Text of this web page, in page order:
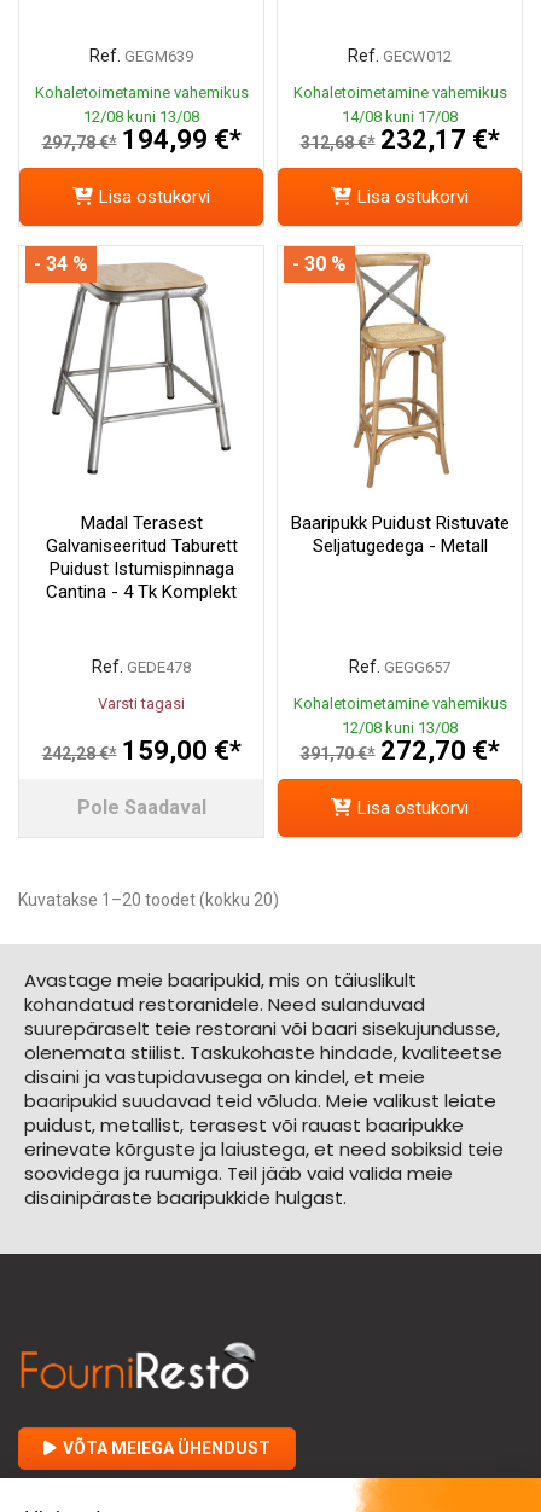
Ref. GEGM639
Kohaletoimetamine vahemikus
12/08 kuni 13/08
297,78 €* 194,99 €*
Lisa ostukorvi
Ref. GECW012
Kohaletoimetamine vahemikus
14/08 kuni 17/08
312,68 €* 232,17 €*
Lisa ostukorvi
Madal Terasest
Galvaniseeritud Taburett
Puidust Istumispinnaga
Cantina - 4 Tk Komplekt
Ref. GEDE478
Varsti tagasi
242,28 €* 159,00 €*
- 34 %
Pole Saadaval
Baaripukk Puidust Ristuvate
Seljatugedega - Metall
Ref. GEGG657
Kohaletoimetamine vahemikus
12/08 kuni 13/08
391,70 €* 272,70 €*
- 30 %
Lisa ostukorvi
Kuvatakse 1–20 toodet (kokku 20)
Avastage meie baaripukid, mis on täiuslikult
kohandatud restoranidele. Need sulanduvad
suurepäraselt teie restorani või baari sisekujundusse,
olenemata stiilist. Taskukohaste hindade, kvaliteetse
disaini ja vastupidavusega on kindel, et meie
baaripukid suudavad teid võluda. Meie valikust leiate
puidust, metallist, terasest või rauast baaripukke
erinevate kõrguste ja laiustega, et need sobiksid teie
soovidega ja ruumiga. Teil jääb vaid valida meie
disainipäraste baaripukkide hulgast.
VÕTA MEIEGA ÜHENDUST